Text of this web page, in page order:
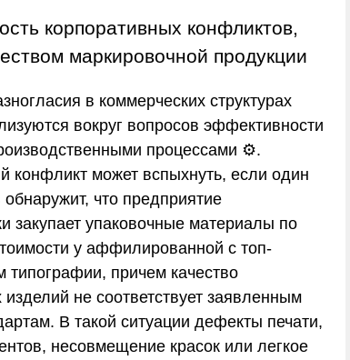
корпоративных конфликтов,
маркировочной продукции
в коммерческих структурах
вокруг вопросов эффективности
процессами ⚙️.
конфликт может вспыхнуть, если один
обнаружит, что предприятие
закупает упаковочные материалы по
у аффилированной с топ-
типографии, причем качество
не соответствует заявленным
В такой ситуации дефекты печати,
несовмещение красок или легкое